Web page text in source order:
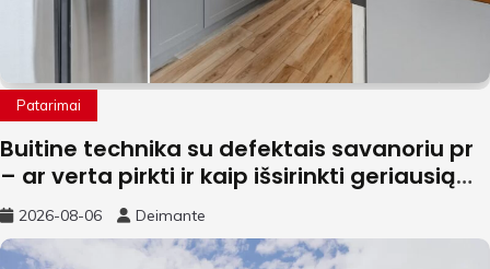
Patarimai
Buitine technika su defektais savanoriu pr
– ar verta pirkti ir kaip išsirinkti geriausią
variantą?
2026-08-06 Deimante